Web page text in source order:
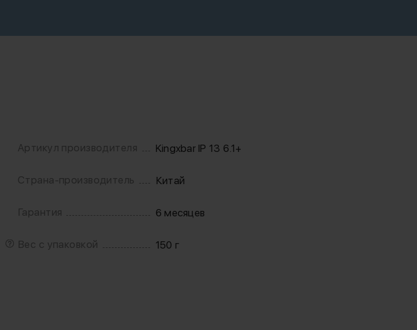
Артикул производителя Kingxbar IP 13 6.1+
Страна-производитель Китай
Гарантия 6 месяцев
Вес с упаковкой 150 г